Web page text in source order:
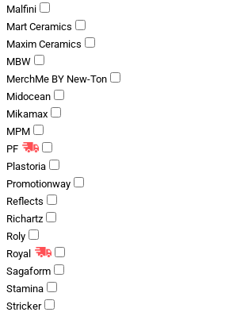
Malfini
Mart Ceramics
Maxim Ceramics
MBW
MerchMe BY New-Ton
Midocean
Mikamax
MPM
PF
Plastoria
Promotionway
Reflects
Richartz
Roly
Royal
Sagaform
Stamina
Stricker